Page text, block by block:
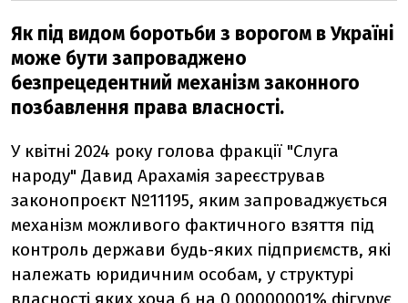
Як під видом боротьби з ворогом в Україні
може бути запроваджено
безпрецедентний механізм законного
позбавлення права власності.
У квітні 2024 року голова фракції "Слуга
народу" Давид Арахамія зареєстрував
законопроєкт №11195, яким запроваджується
механізм можливого фактичного взяття під
контроль держави будь-яких підприємств, які
належать юридичним особам, у структурі